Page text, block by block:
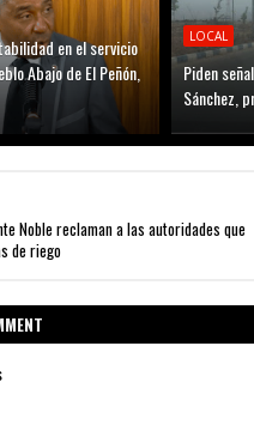
en el servicio
Abajo de El Peñón,
LOCAL
Piden
Sánchez,
Noble reclaman a las autoridades que
de riego